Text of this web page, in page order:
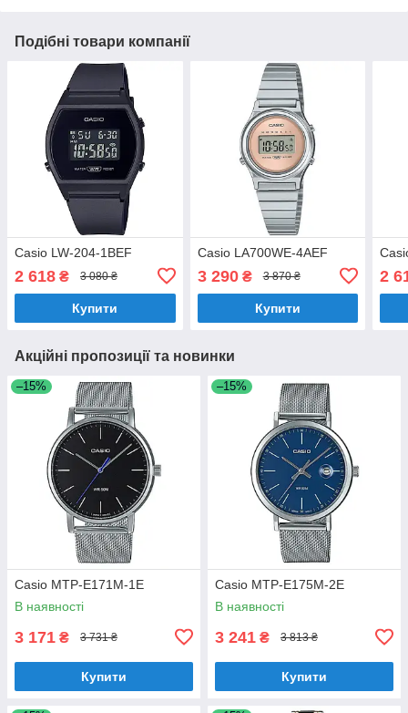
Подібні товари компанії
Casio LW-204-1BEF
2 618 ₴ 3 080 ₴
Купити
Casio LA700WE-4AEF
3 290₴ 3 870 ₴
Купити
2
Акційні пропозиції та новинки
–15%
Casio MTP-E171M-1E
В наявності
3 171 ₴ 3 731 ₴
Купити
–15%
Casio MTP-E175M-2E
В наявності
3 241 ₴ 3 813 ₴
Купити